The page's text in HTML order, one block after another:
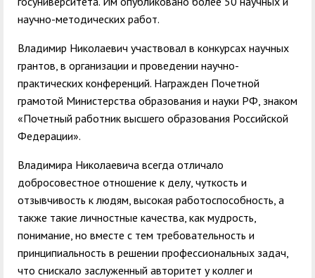
научно-методических работ.
Владимир Николаевич участвовал в конкурсах научных
грантов, в организации и проведении научно-
практических конференций. Награжден Почетной
грамотой Министерства образования и науки РФ, знаком
«Почетный работник высшего образования Российской
Федерации».
Владимира Николаевича всегда отличало
добросовестное отношение к делу, чуткость и
отзывчивость к людям, высокая работоспособность, а
также такие личностные качества, как мудрость,
понимание, но вместе с тем требовательность и
принципиальность в решении профессиональных задач,
что снискало заслуженный авторитет у коллег и